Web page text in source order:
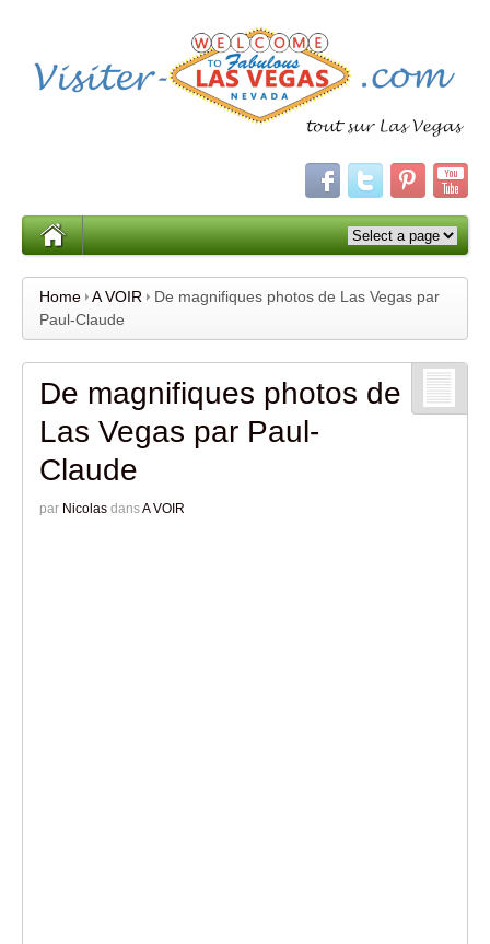
Home A VOIR
De magnifiques photos de Las Vegas par
Paul-Claude
De magnifiques photos de
Las Vegas par Paul-
Claude
par Nicolas dansA VOIR